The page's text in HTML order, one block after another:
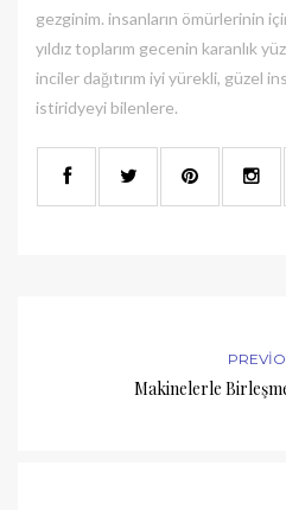
gezginim. insanların ömürlerinin
yıldız toplarım gecenin karanlık
inciler dağıtırım iyi yürekli, güzel
istiridyeyi bilenlere.
Makinelerle